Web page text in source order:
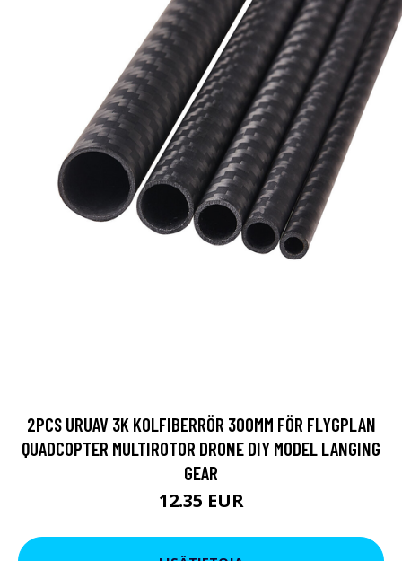
2PCS URUAV 3K KOLFIBERRÖR 300MM FÖR FLYGPLAN
QUADCOPTER MULTIROTOR DRONE DIY MODEL LANGING
GEAR
12.35 EUR